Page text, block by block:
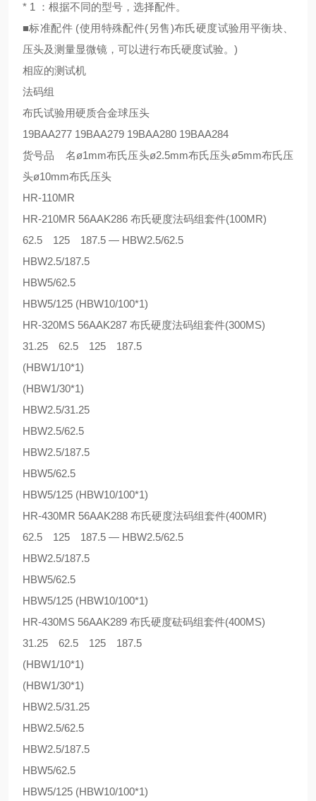
* 1 ：根据不同的型号，选择配件。
■标准配件 (使用特殊配件(另售)布氏硬度试验用平衡块、
压头及测量显微镜，可以进行布氏硬度试验。)
相应的测试机
法码组
布氏试验用硬质合金球压头
19BAA277 19BAA279 19BAA280 19BAA284
货号品 名ø1mm布氏压头ø2.5mm布氏压头ø5mm布氏压
头ø10mm布氏压头
HR-110MR
HR-210MR 56AAK286 布氏硬度法码组套件(100MR)
62.5 125 187.5 — HBW2.5/62.5
HBW2.5/187.5
HBW5/62.5
HBW5/125 (HBW10/100*1)
HR-320MS 56AAK287 布氏硬度法码组套件(300MS)
31.25 62.5 125 187.5
(HBW1/10*1)
(HBW1/30*1)
HBW2.5/31.25
HBW2.5/62.5
HBW2.5/187.5
HBW5/62.5
HBW5/125 (HBW10/100*1)
HR-430MR 56AAK288 布氏硬度法码组套件(400MR)
62.5 125 187.5 — HBW2.5/62.5
HBW2.5/187.5
HBW5/62.5
HBW5/125 (HBW10/100*1)
HR-430MS 56AAK289 布氏硬度砝码组套件(400MS)
31.25 62.5 125 187.5
(HBW1/10*1)
(HBW1/30*1)
HBW2.5/31.25
HBW2.5/62.5
HBW2.5/187.5
HBW5/62.5
HBW5/125 (HBW10/100*1)